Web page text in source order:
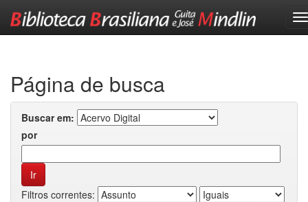
Página de busca
Buscar em:
por
Filtros correntes: